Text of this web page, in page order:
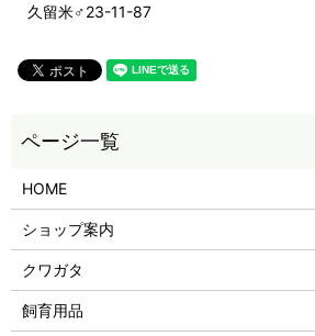
久留米♂23-11-87
HOME
ショップ案内
クワガタ
飼育用品